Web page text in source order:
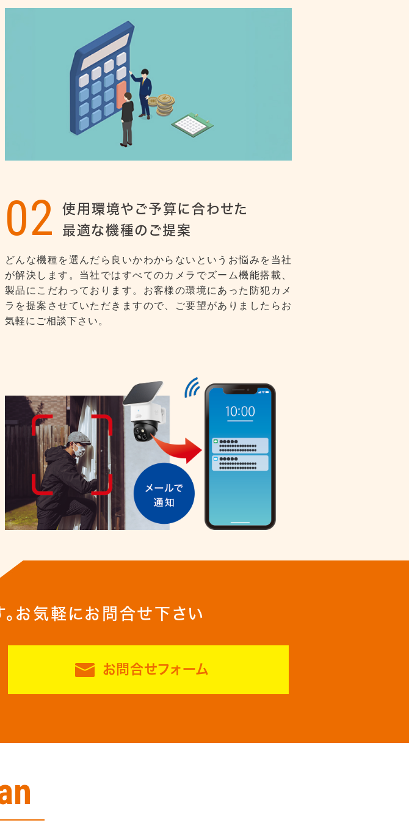
02
使用環境やご予算に合わせた
最適な機種のご提案
どんな機種を選んだら良いかわからないというお悩みを当社
が解決します。当社ではすべてのカメラでズーム機能搭載、
製品にこだわっております。お客様の環境にあった防犯カメ
ラを提案させていただきますので、ご要望がありましたらお
気軽にご相談下さい。
お気軽にお問合せ下さい
お問合せフォーム